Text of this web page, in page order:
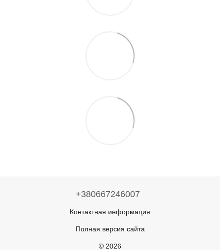
+380667246007
Контактная информация
Полная версия сайта
© 2026